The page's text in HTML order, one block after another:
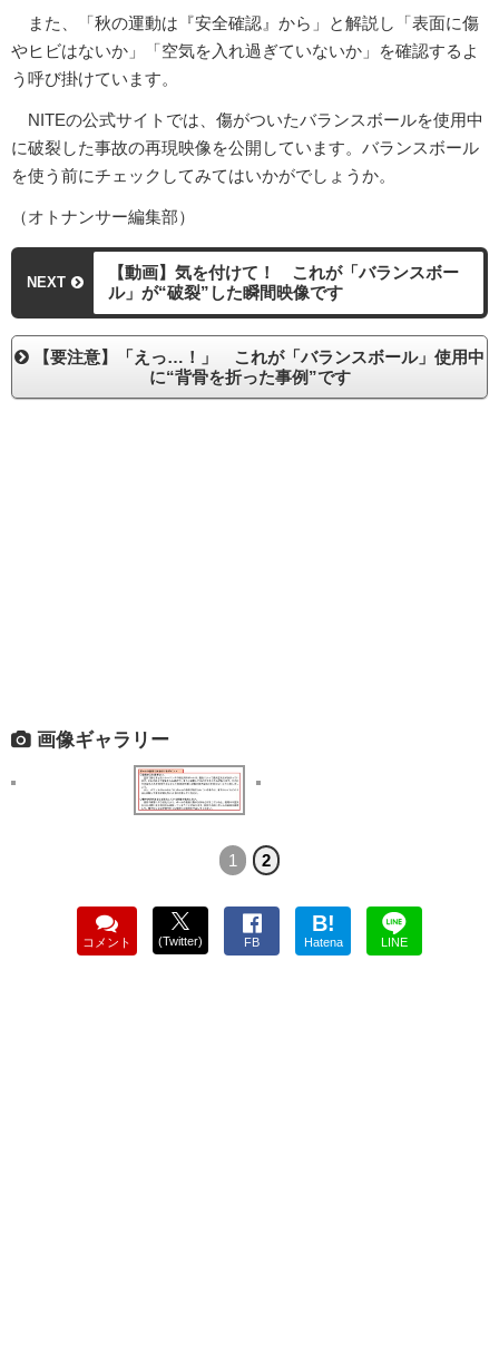
また、「秋の運動は『安全確認』から」と解説し「表面に傷
やヒビはないか」「空気を入れ過ぎていないか」を確認するよ
う呼び掛けています。
NITEの公式サイトでは、傷がついたバランスボールを使用中
に破裂した事故の再現映像を公開しています。バランスボール
を使う前にチェックしてみてはいかがでしょうか。
（オトナンサー編集部）
NEXT
【動画】気を付けて！ これが「バランスボー
ル」が“破裂”した瞬間映像です
【要注意】「えっ…！」 これが「バランスボール」使用中
に“背骨を折った事例”です
画像ギャラリー
1 2
コメント (Twitter) FB
B!
Hatena LINE